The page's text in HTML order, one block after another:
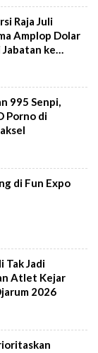
Raja Juli
Amplop Dolar
ke
995 Senpi,
Porno di
di Fun Expo
Tak Jadi
Atlet Kejar
2026